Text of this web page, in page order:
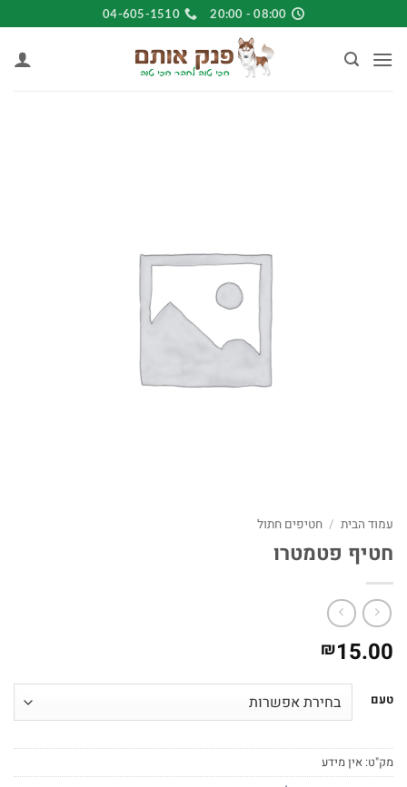
to
content
08:00 - 20:00
04-605-1510
עמוד הבית / חטיפים חתול
חטיף פטמטרו
₪15.00
טעם
מק"ט: אין מידע